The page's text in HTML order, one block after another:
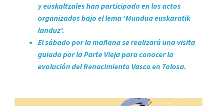
y euskaltzales han participado en los actos
organizados bajo el lema ‘Mundua euskaratik
landuz'.
El sábado por la mañana se realizará una visita
guiada por la Parte Vieja para conocer la
evolución del Renacimiento Vasco en Tolosa.